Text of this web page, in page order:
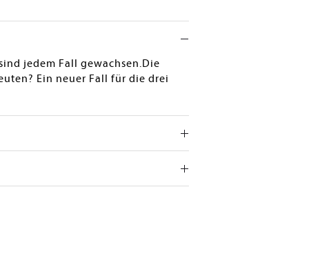
jedem Fall gewachsen.Die
Ein neuer Fall für die drei